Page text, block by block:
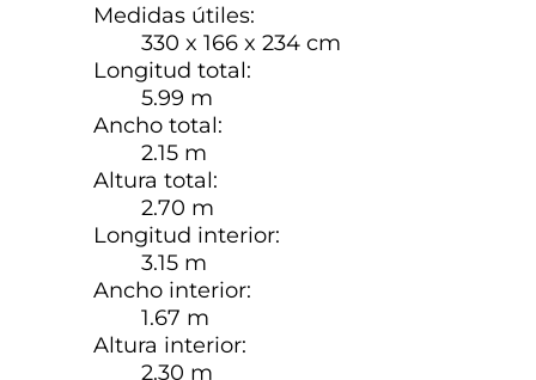
Medidas útiles:
330 x 166 x 234 cm
Longitud total:
5.99 m
Ancho total:
2.15 m
Altura total:
2.70 m
Longitud interior:
3.15 m
Ancho interior:
1.67 m
Altura interior:
2.30 m